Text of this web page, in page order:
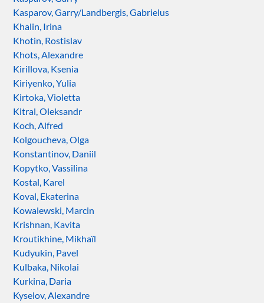
Kasparov, Garry/Landbergis, Gabrielus
Khalin, Irina
Khotin, Rostislav
Khots, Alexandre
Kirillova, Ksenia
Kiriyenko, Yulia
Kirtoka, Violetta
Kitral, Oleksandr
Koch, Alfred
Kolgoucheva, Olga
Konstantinov, Daniil
Kopytko, Vassilina
Kostal, Karel
Koval, Ekaterina
Kowalewski, Marcin
Krishnan, Kavita
Kroutikhine, Mikhaïl
Kudyukin, Pavel
Kulbaka, Nikolai
Kurkina, Daria
Kyselov, Alexandre